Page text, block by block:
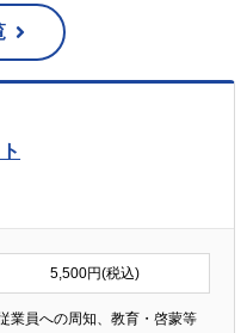
5,500円(税込)
業員への周知、教育・啓蒙等